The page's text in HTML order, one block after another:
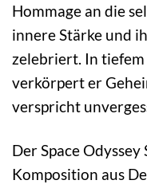
Hommage an die
innere Stärke und
zelebriert. In
verkörpert er
verspricht
Der Space
Komposition aus